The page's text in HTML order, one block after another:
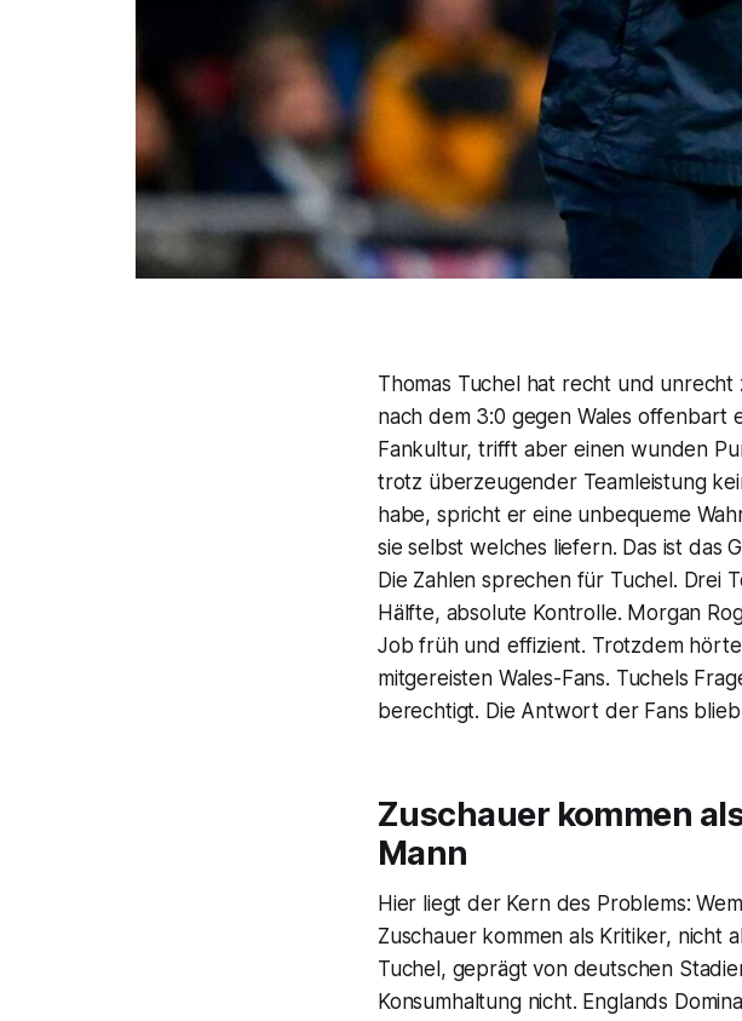
Thomas Tuchel hat recht und unrecht
nach dem 3:0 gegen Wales offenbart
Fankultur, trifft aber einen wunden
trotz überzeugender Teamleistung
habe, spricht er eine unbequeme
sie selbst welches liefern. Das ist das
Die Zahlen sprechen für Tuchel. Drei
Hälfte, absolute Kontrolle. Morgan
Job früh und effizient. Trotzdem
mitgereisten Wales-Fans. Tuchels
berechtigt. Die Antwort der Fans blieb
Zuschauer kommen
Mann
Hier liegt der Kern des Problems:
Zuschauer kommen als Kritiker,
Tuchel, geprägt von deutschen
Konsumhaltung nicht. Englands